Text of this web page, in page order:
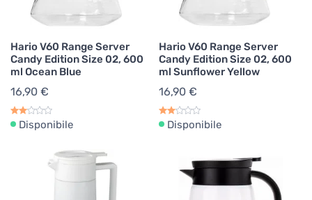
Hario V60 Range Server
Candy Edition Size 02, 600
ml Ocean Blue
16,90 €
Disponibile
Hario V60 Range Server
Candy Edition Size 02, 600
ml Sunflower Yellow
16,90 €
Disponibile